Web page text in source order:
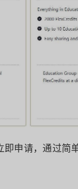
申请，通过简